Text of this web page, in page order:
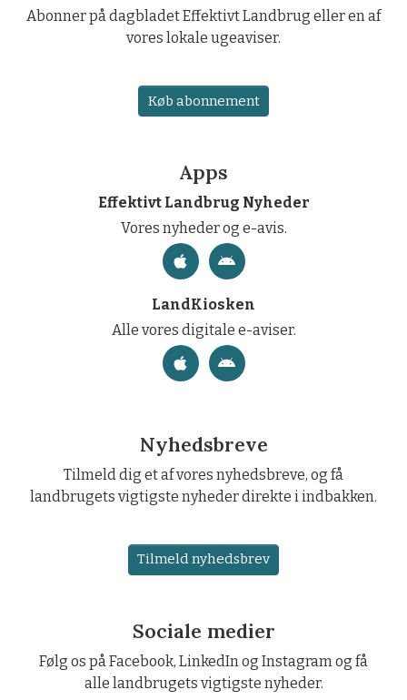
Abonner på dagbladet Effektivt Landbrug eller en af
vores lokale ugeaviser.
Køb abonnement
Apps
Effektivt Landbrug Nyheder
Vores nyheder og e-avis.
LandKiosken
Alle vores digitale e-aviser.
Nyhedsbreve
Tilmeld dig et af vores nyhedsbreve, og få
landbrugets vigtigste nyheder direkte i indbakken.
Tilmeld nyhedsbrev
Sociale medier
Følg os på Facebook, LinkedIn og Instagram og få
alle landbrugets vigtigste nyheder.